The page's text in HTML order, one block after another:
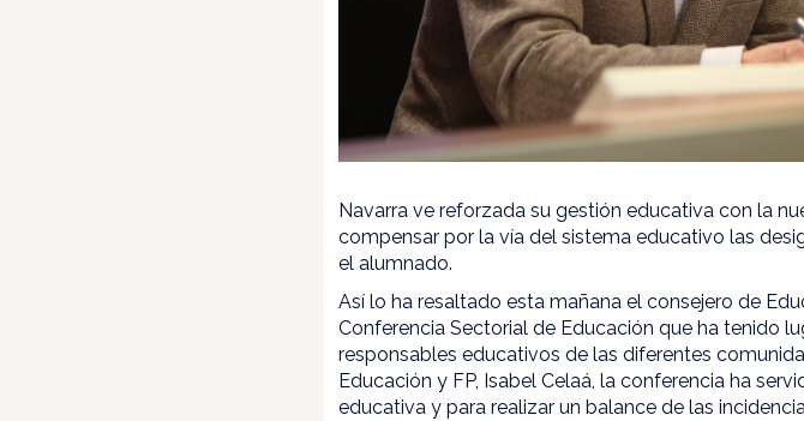
Navarra ve reforzada su gestión educativa con la
compensar por la vía del sistema educativo las
el alumnado.
Así lo ha resaltado esta mañana el consejero de
Conferencia Sectorial de Educación que ha tenido
responsables educativos de las diferentes
Educación y FP, Isabel Celaá, la conferencia ha
educativa y para realizar un balance de las